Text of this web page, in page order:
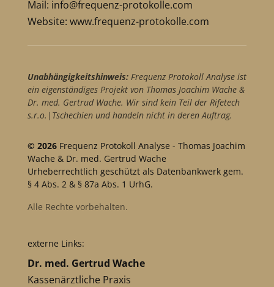
Mail: info@frequenz-protokolle.com
Website: www.frequenz-protokolle.com
Unabhängigkeitshinweis:Frequenz Protokoll Analyse ist
ein eigenständiges Projekt von Thomas Joachim Wache &
Dr. med. Gertrud Wache. Wir sind kein Teil der Rifetech
s.r.o.|Tschechien und handeln nicht in deren Auftrag.
© 2026 Frequenz Protokoll Analyse - Thomas Joachim
Wache & Dr. med. Gertrud Wache
Urheberrechtlich geschützt als Datenbankwerk gem.
§ 4 Abs. 2 & § 87a Abs. 1 UrhG.
Alle Rechte vorbehalten.
externe Links:
Dr. med. Gertrud Wache
Kassenärztliche Praxis